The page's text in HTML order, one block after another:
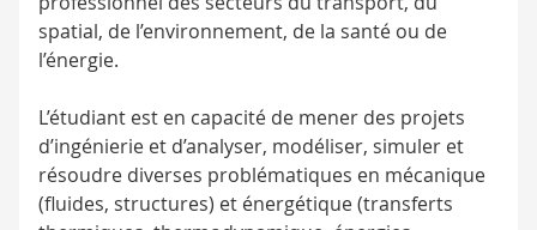
spatial, de l’environnement, de la santé ou de
l’énergie.
L’étudiant est en capacité de mener des projets
d’ingénierie et d’analyser, modéliser, simuler et
résoudre diverses problématiques en mécanique
(fluides, structures) et énergétique (transferts